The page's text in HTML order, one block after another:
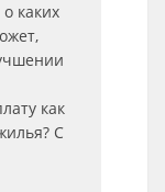
каких
как
С